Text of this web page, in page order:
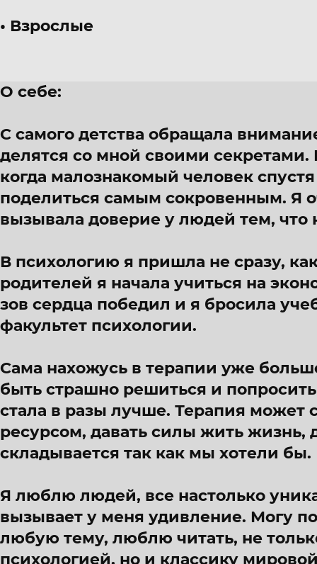
Взрослые
О себе:
С самого детства обращала
делятся со мной своими секретами.
когда малознакомый человек
поделиться самым сокровенным. Я
вызывала доверие у людей тем, что
В психологию я пришла не сразу,
родителей я начала учиться на
зов сердца победил и я бросила
факультет психологии.
Сама нахожусь в терапии уже
быть страшно решиться и
стала в разы лучше. Терапия может
ресурсом, давать силы жить жизнь,
складывается так как мы хотели бы.
Я люблю людей, все настолько
вызывает у меня удивление. Могу
любую тему, люблю читать, не
психологией, но и классику